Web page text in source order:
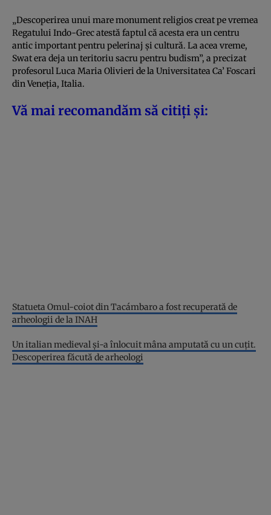
„Descoperirea unui mare monument religios creat pe vremea
Regatului Indo-Grec atestă faptul că acesta era un centru
antic important pentru pelerinaj și cultură. La acea vreme,
Swat era deja un teritoriu sacru pentru budism”, a precizat
profesorul Luca Maria Olivieri de la Universitatea Ca’ Foscari
din Veneția, Italia.
Vă mai recomandăm să citiți și:
Statueta Omul-coiot din Tacámbaro a fost recuperată de
arheologii de la INAH
Un italian medieval și-a înlocuit mâna amputată cu un cuțit.
Descoperirea făcută de arheologi